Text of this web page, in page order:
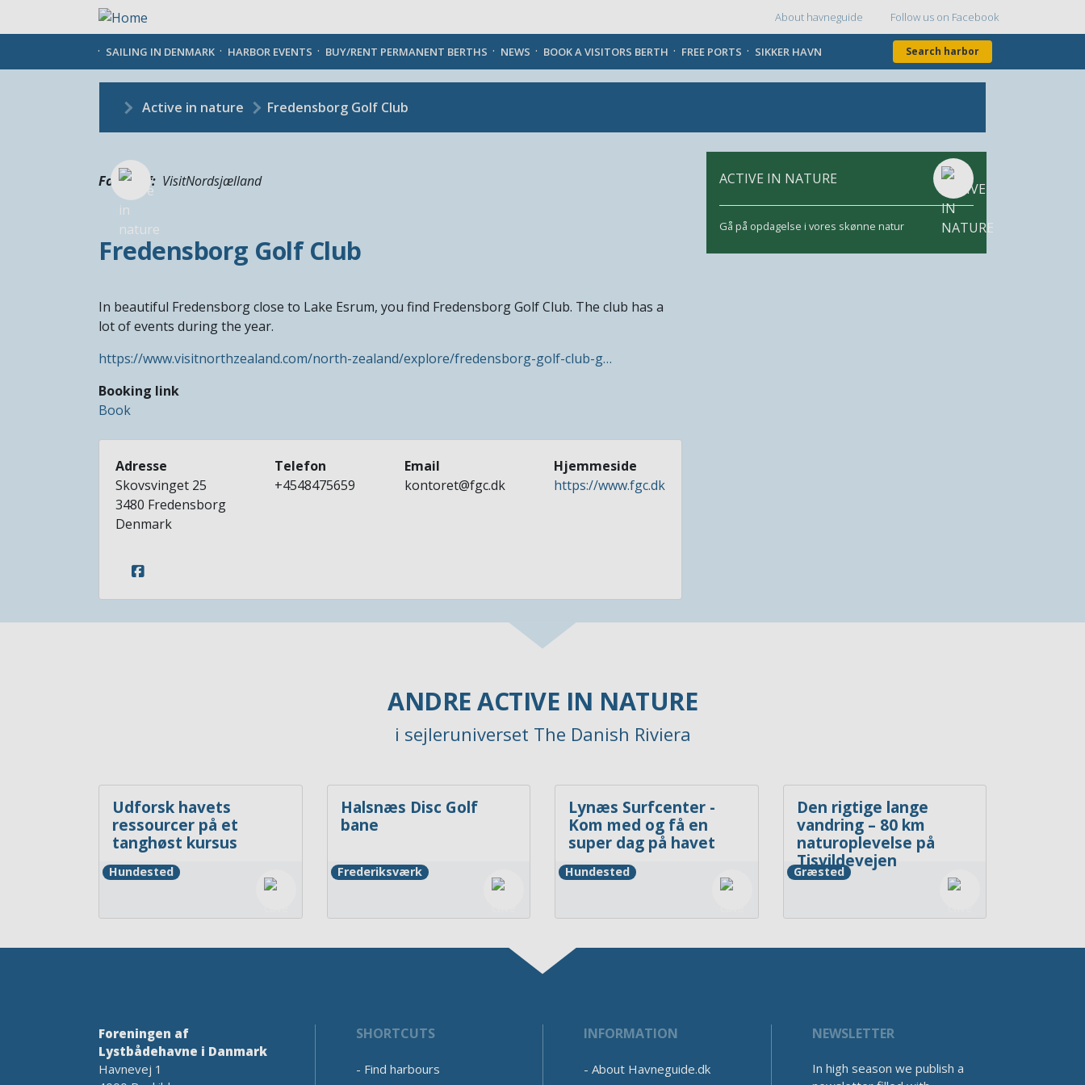
content
Topmenu
About havneguide Follow us on Facebook
SAILING IN DENMARK HARBOR EVENTS BUY/RENT PERMANENT BERTHS NEWS BOOK A VISITORS BERTH FREE PORTS SIKKER HAVN Search harbor
Active in nature Fredensborg Golf Club
Fotograf VisitNordsjælland
Fredensborg Golf Club
In beautiful Fredensborg close to Lake Esrum, you find Fredensborg Golf Club. The club has a
lot of events during the year.
https://www.visitnorthzealand.com/north-zealand/explore/fredensborg-golf-club-g…
Booking link
Book
Adresse
Skovsvinget 25
3480 Fredensborg
Denmark
Telefon
+4548475659
Email
kontoret@fgc.dk
Hjemmeside
https://www.fgc.dk
ACTIVE IN NATURE
Gå på opdagelse i vores skønne natur
ANDRE ACTIVE IN NATURE
i sejleruniverset The Danish Riviera
Udforsk havets
ressourcer på et
tanghøst kursus
Hundested
Halsnæs Disc Golf
bane
Frederiksværk
Lynæs Surfcenter -
Kom med og få en
super dag på havet
Hundested
Den rigtige lange
vandring – 80 km
naturoplevelse på
Tisvildevejen
Græsted
Foreningen af
Lystbådehavne i Danmark
Havnevej 1
SHORTCUTS
Find harbours
INFORMATION
About Havneguide.dk
NEWSLETTER
In high season we publish a